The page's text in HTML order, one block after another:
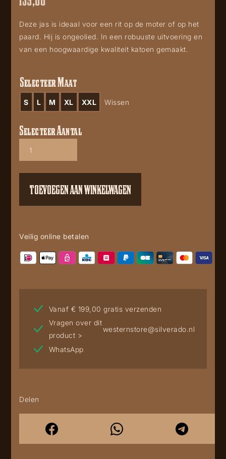
Deze jas is ideaal voor een rit op de moter of op het
paard. Hij is ongeolied. In een robuuste uitvoering en
van een hoogwaardige kwaliteit katoen gemaakt.
Selecteer Maat
S L M XL XXL Wissen
Goldfield
Selecteer Aantal
TOEVOEGEN AAN WINKELWAGEN
Veilig online betalen
Vanaf € 199,00 gratis verzenden
Vragen over dit
product >
westernstore@silverado.nl
WhatsApp
Delen